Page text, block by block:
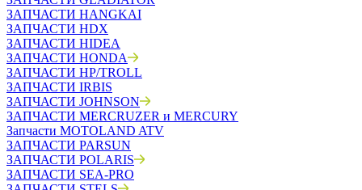
ЗАПЧАСТИ HANGKAI
ЗАПЧАСТИ HDX
ЗАПЧАСТИ HIDEA
ЗАПЧАСТИ HONDA
ЗАПЧАСТИ HP/TROLL
ЗАПЧАСТИ IRBIS
ЗАПЧАСТИ JOHNSON
ЗАПЧАСТИ MERCRUZER и MERCURY
Запчасти MOTOLAND ATV
ЗАПЧАСТИ PARSUN
ЗАПЧАСТИ POLARIS
ЗАПЧАСТИ SEA-PRO